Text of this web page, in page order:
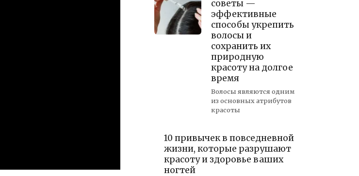
советы —
эффективные
способы укрепить
волосы и
сохранить их
природную
красоту на долгое
время
Волосы являются одним
из основных атрибутов
красоты
10 привычек в повседневной
жизни, которые разрушают
красоту и здоровье ваших
ногтей